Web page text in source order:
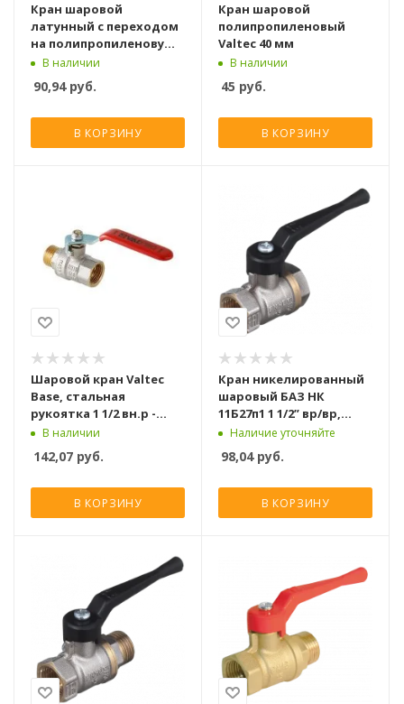
Кран шаровой
латунный с переходом
на полипропиленовую
трубу Valtec 40х1 1/4 вн.
р. (с полусгоном)
В наличии
90,94руб.
В КОРЗИНУ
Кран шаровой
полипропиленовый
Valtec 40 мм
В наличии
45 руб.
В КОРЗИНУ
Шаровой кран Valtec
Base, стальная
рукоятка 1 1/2 вн.р -
нар.р.
В наличии
142,07 руб.
В КОРЗИНУ
Кран никелированный
шаровый БАЗ НК
11Б27п1 1 1/2” вр/вр,
рычаг
Наличие уточняйте
98,04руб.
В КОРЗИНУ